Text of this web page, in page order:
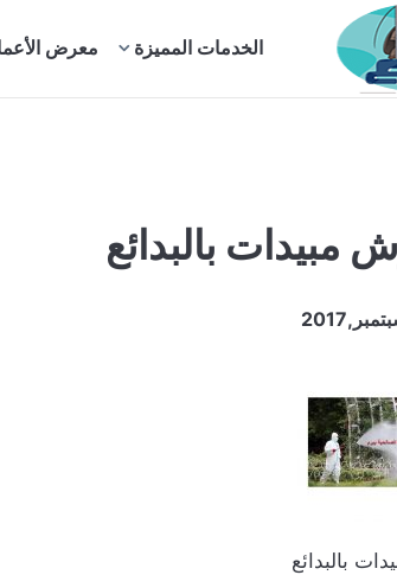
الخدمات المميزة معرض
بالبدائع
بالبدائع